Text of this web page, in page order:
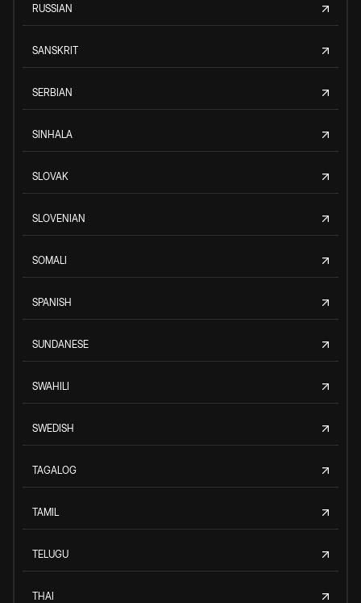
RUSSIAN
SANSKRIT
SERBIAN
SINHALA
SLOVAK
SLOVENIAN
SOMALI
SPANISH
SUNDANESE
SWAHILI
SWEDISH
TAGALOG
TAMIL
TELUGU
THAI